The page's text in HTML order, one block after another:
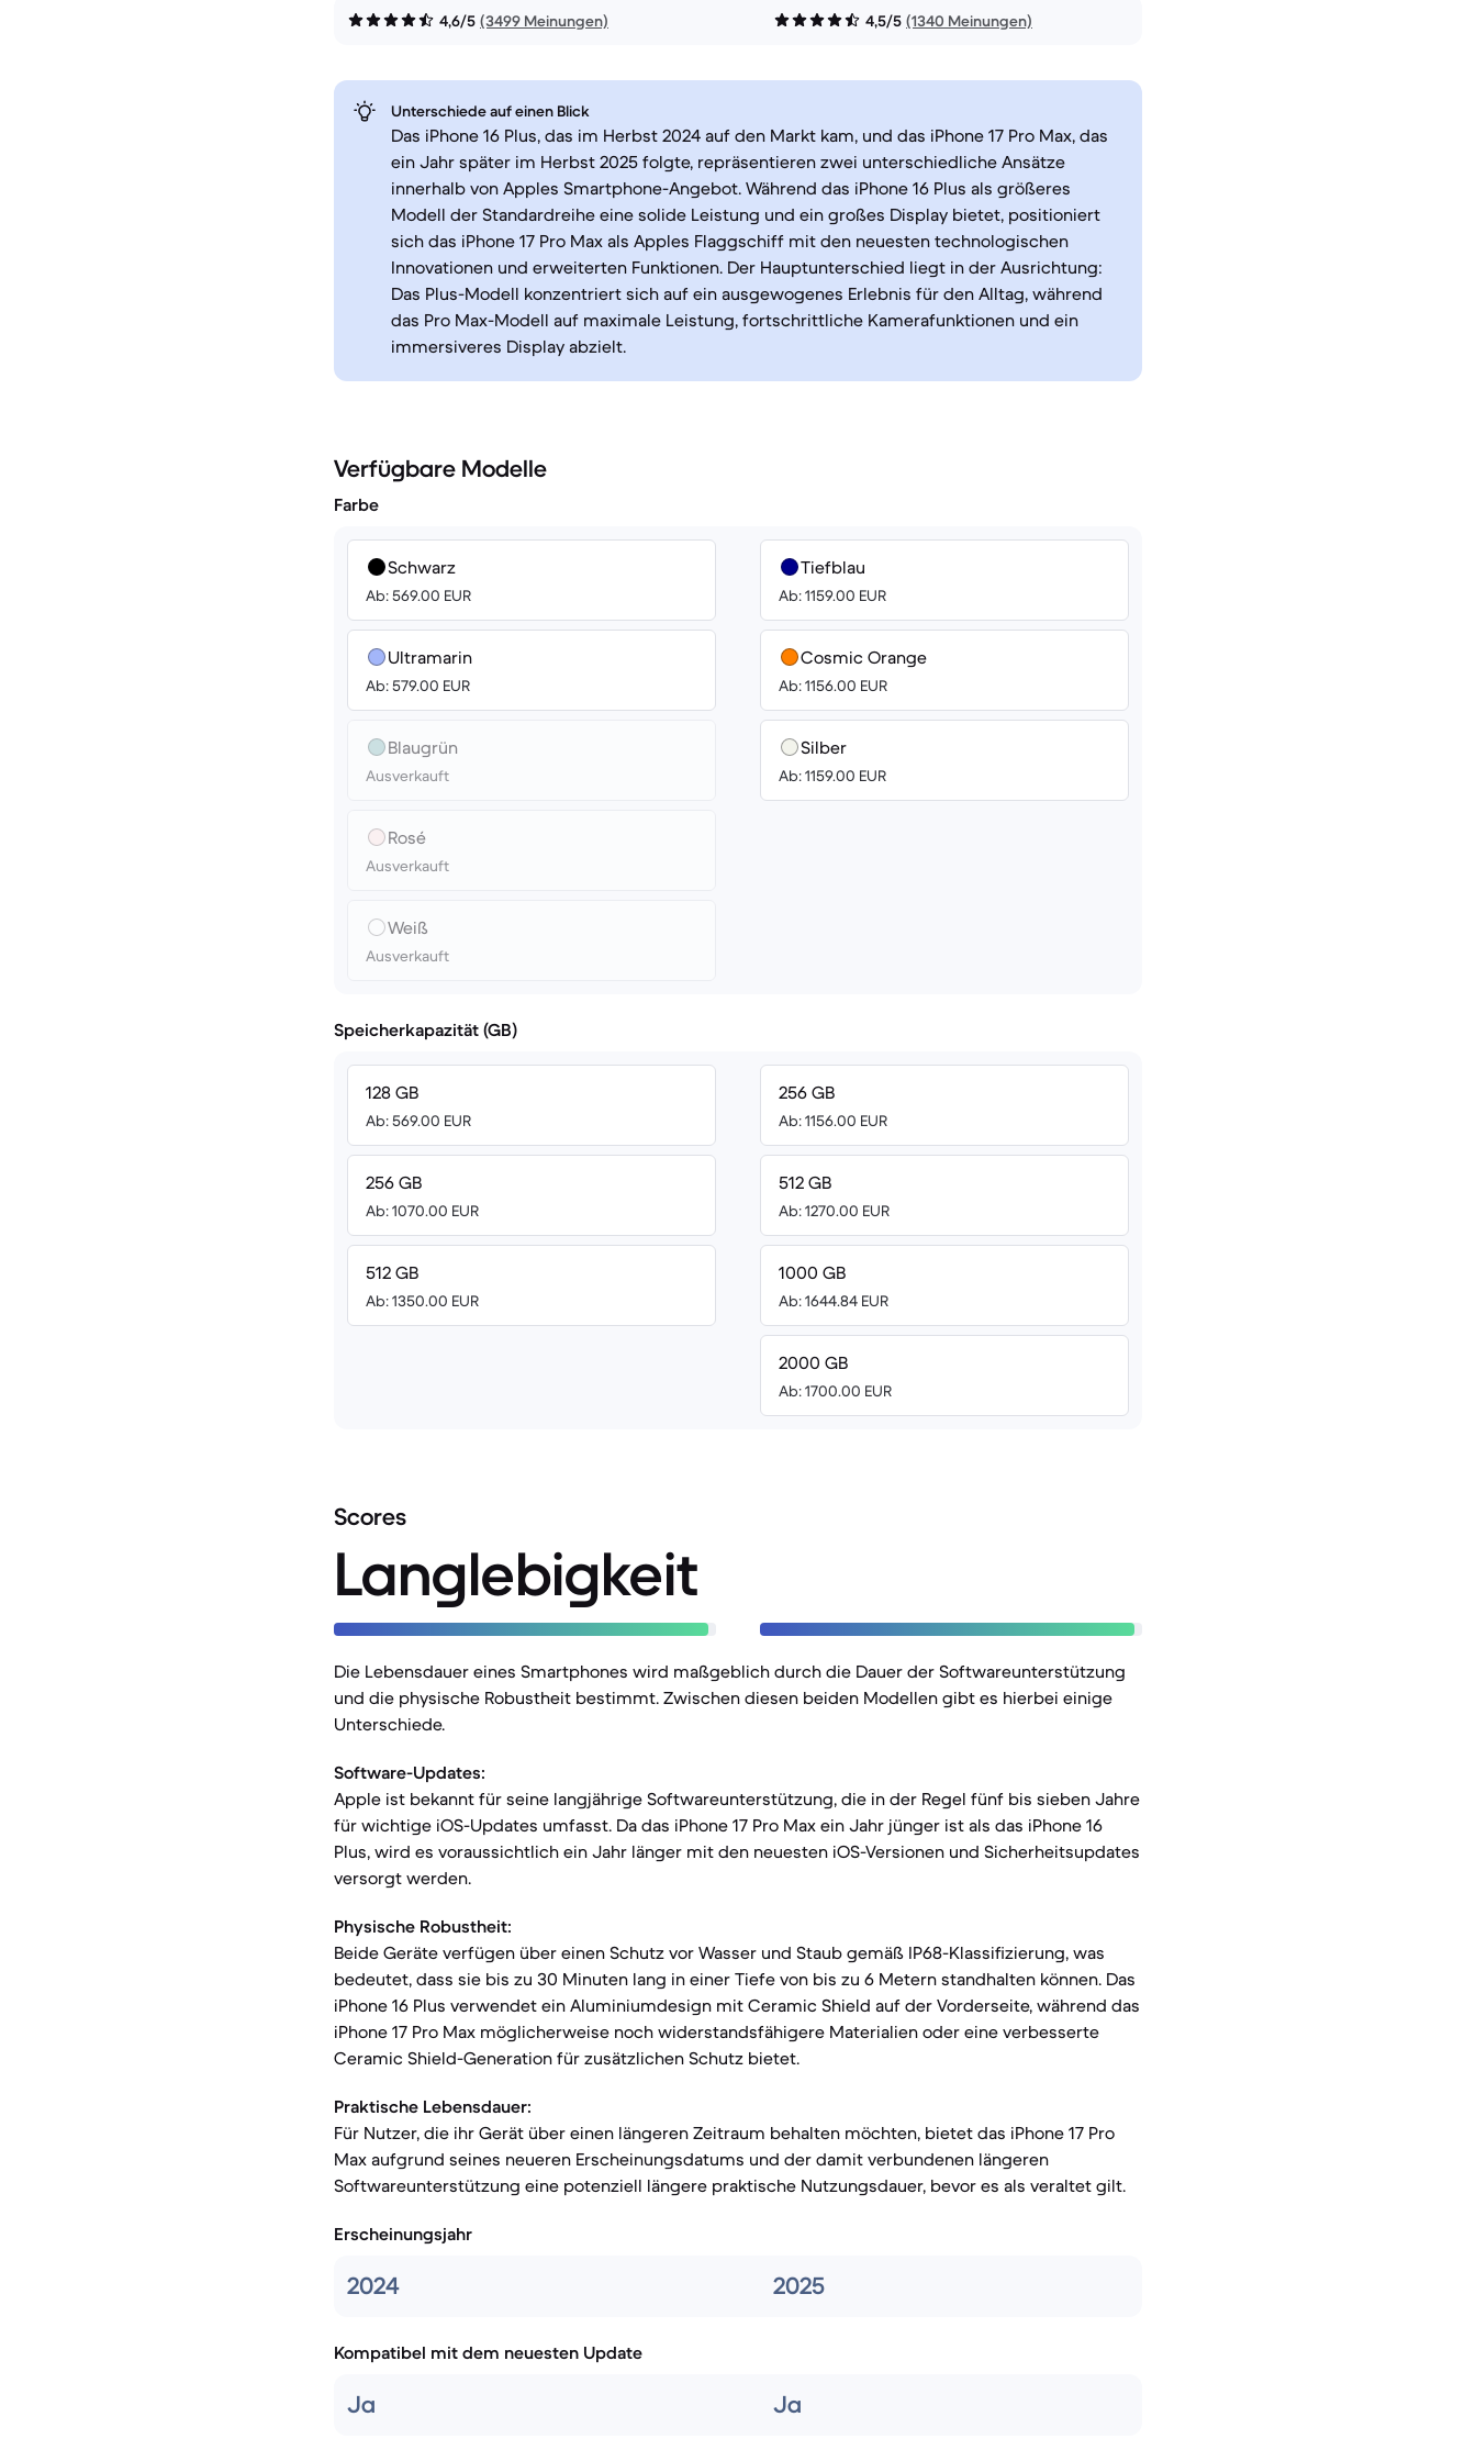
4,6/5 (3499 Meinungen) 4,5/5 (1340 Meinungen)
Unterschiede auf einen Blick
Das iPhone 16 Plus, das im Herbst 2024 auf den Markt kam, und das iPhone 17 Pro Max, das
ein Jahr später im Herbst 2025 folgte, repräsentieren zwei unterschiedliche Ansätze
innerhalb von Apples Smartphone-Angebot. Während das iPhone 16 Plus als größeres
Modell der Standardreihe eine solide Leistung und ein großes Display bietet, positioniert
sich das iPhone 17 Pro Max als Apples Flaggschiff mit den neuesten technologischen
Innovationen und erweiterten Funktionen. Der Hauptunterschied liegt in der Ausrichtung:
Das Plus-Modell konzentriert sich auf ein ausgewogenes Erlebnis für den Alltag, während
das Pro Max-Modell auf maximale Leistung, fortschrittliche Kamerafunktionen und ein
immersiveres Display abzielt.
Verfügbare Modelle
Farbe
Schwarz
Ab: 569.00 EUR
Ultramarin
Ab: 579.00 EUR
Blaugrün
Ausverkauft
Rosé
Ausverkauft
Weiß
Ausverkauft
Tiefblau
Ab: 1159.00 EUR
Cosmic Orange
Ab: 1156.00 EUR
Silber
Ab: 1159.00 EUR
Speicherkapazität (GB)
128 GB
Ab: 569.00 EUR
256 GB
Ab: 1070.00 EUR
512 GB
Ab: 1350.00 EUR
256 GB
Ab: 1156.00 EUR
512 GB
Ab: 1270.00 EUR
1000 GB
Ab: 1644.84 EUR
2000 GB
Ab: 1700.00 EUR
Scores
Langlebigkeit
Die Lebensdauer eines Smartphones wird maßgeblich durch die Dauer der Softwareunterstützung
und die physische Robustheit bestimmt. Zwischen diesen beiden Modellen gibt es hierbei einige
Unterschiede.
Software-Updates:
Apple ist bekannt für seine langjährige Softwareunterstützung, die in der Regel fünf bis sieben Jahre
für wichtige iOS-Updates umfasst. Da das iPhone 17 Pro Max ein Jahr jünger ist als das iPhone 16
Plus, wird es voraussichtlich ein Jahr länger mit den neuesten iOS-Versionen und Sicherheitsupdates
versorgt werden.
Physische Robustheit:
Beide Geräte verfügen über einen Schutz vor Wasser und Staub gemäß IP68-Klassifizierung, was
bedeutet, dass sie bis zu 30 Minuten lang in einer Tiefe von bis zu 6 Metern standhalten können. Das
iPhone 16 Plus verwendet ein Aluminiumdesign mit Ceramic Shield auf der Vorderseite, während das
iPhone 17 Pro Max möglicherweise noch widerstandsfähigere Materialien oder eine verbesserte
Ceramic Shield-Generation für zusätzlichen Schutz bietet.
Praktische Lebensdauer:
Für Nutzer, die ihr Gerät über einen längeren Zeitraum behalten möchten, bietet das iPhone 17 Pro
Max aufgrund seines neueren Erscheinungsdatums und der damit verbundenen längeren
Softwareunterstützung eine potenziell längere praktische Nutzungsdauer, bevor es als veraltet gilt.
Erscheinungsjahr
2024 2025
Kompatibel mit dem neuesten Update
Ja Ja